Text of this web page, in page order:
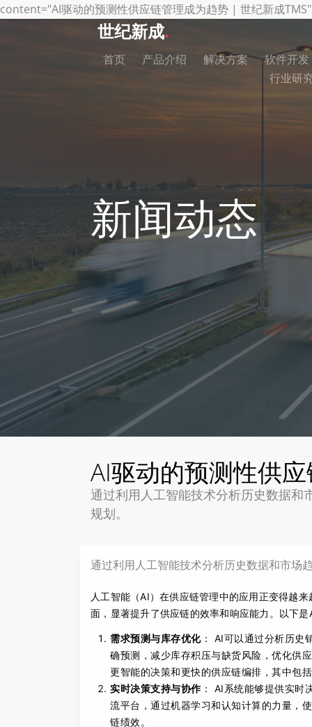
content="AI驱动的预测性供应链管理成为趋势 | 世纪新成
世纪新成.
首页 产品介绍 解决方案
软件开发
行业研
新闻动态
AI驱动的预测性供
通过利用人工智能技术分析历史数据和
规划。
通过利用人工智能技术分析历史数据和市场
人工智能（AI）在供应链管理中的应用正变得越
面，显著提升了供应链的效率和响应能力。以下
需求预测与库存优化： AI可以通过分析历史
确预测，减少库存积压与缺货风险，优化供
更智能的决策和更快的供应链编排，其中包
实时决策支持与协作 ： AI系统能够提供实时
流平台，通过机器学习和认知计算的力量，
链绩效。